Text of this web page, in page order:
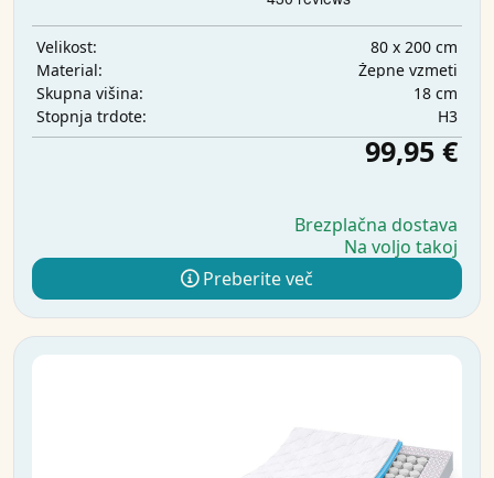
Velikost:
80 x 200 cm
Material:
Žepne vzmeti
Skupna višina:
18 cm
Stopnja trdote:
H3
99,95 €
Brezplačna dostava
Na voljo takoj
Preberite več